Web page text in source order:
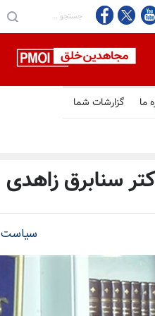
ما گزارشات شما
سنابرق زاهدی
سیاست